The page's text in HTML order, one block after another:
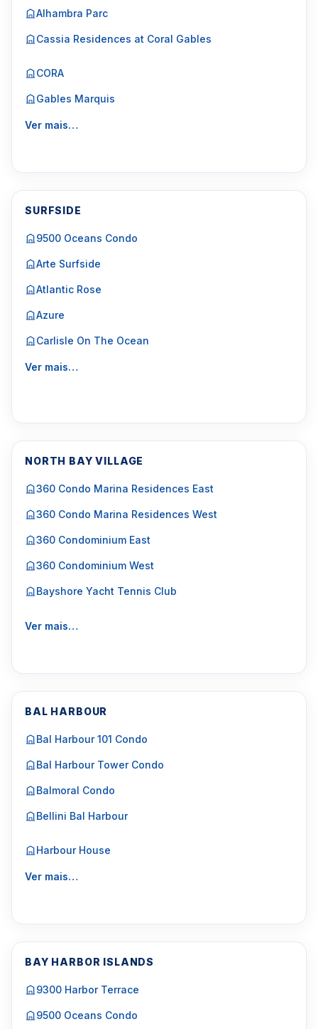
Alhambra Parc
Cassia Residences at Coral Gables
CORA
Gables Marquis
Ver mais…
SURFSIDE
9500 Oceans Condo
Arte Surfside
Atlantic Rose
Azure
Carlisle On The Ocean
Ver mais…
NORTH BAY VILLAGE
360 Condo Marina Residences East
360 Condo Marina Residences West
360 Condominium East
360 Condominium West
Bayshore Yacht Tennis Club
Ver mais…
BAL HARBOUR
Bal Harbour 101 Condo
Bal Harbour Tower Condo
Balmoral Condo
Bellini Bal Harbour
Harbour House
Ver mais…
BAY HARBOR ISLANDS
9300 Harbor Terrace
9500 Oceans Condo